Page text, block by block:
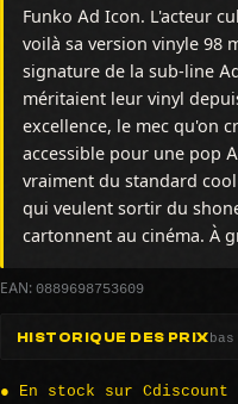
Funko Ad Icon. L'acteur
voilà sa version vinyle 98
signature de la sub-line
méritaient leur vinyl
excellence, le mec qu'on
accessible pour une pop
vraiment du standard
qui veulent sortir du
cartonnent au cinéma. À
EAN: 0889698753609
HISTORIQUE DES PRIX
● En stock sur Cdiscount